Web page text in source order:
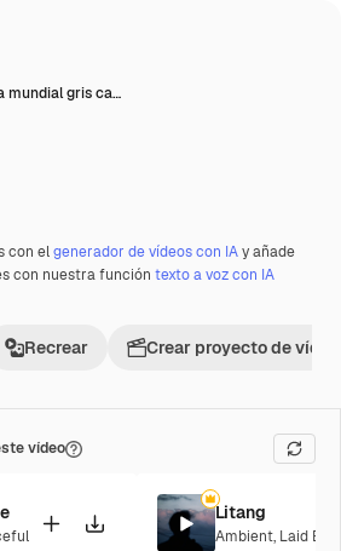
mundial gris ca…
IA
con elgenerador de vídeos con IAy añade
con nuestra función texto a voz con IA
Recrear Crear proyecto de vídeo
vídeo
Litang
Ambient, Laid